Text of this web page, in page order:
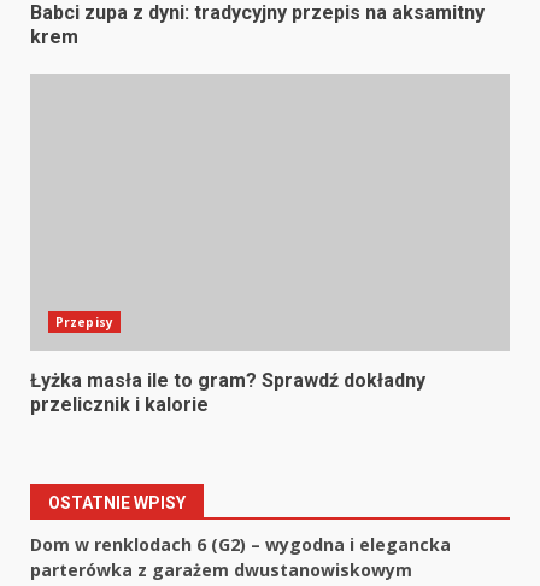
Babci zupa z dyni: tradycyjny przepis na aksamitny
krem
Przepisy
Łyżka masła ile to gram? Sprawdź dokładny
przelicznik i kalorie
OSTATNIE WPISY
Dom w renklodach 6 (G2) – wygodna i elegancka
parterówka z garażem dwustanowiskowym